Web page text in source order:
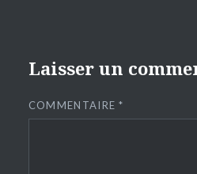
Laisser un
COMMENTAIRE*